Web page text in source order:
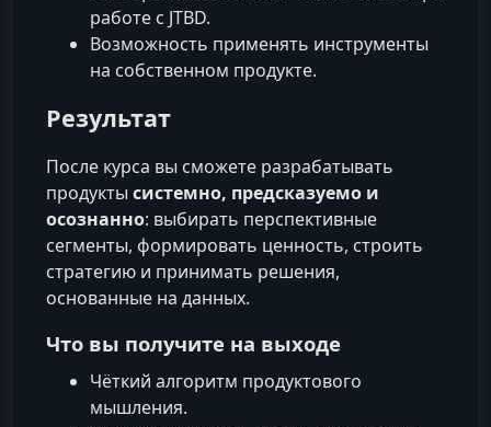
работе с JTBD.
Возможность применять инструменты
на собственном продукте.
Результат
После курса вы сможете разрабатывать
продукты системно, предсказуемо и
осознанно: выбирать перспективные
сегменты, формировать ценность, строить
стратегию и принимать решения,
основанные на данных.
Что вы получите на выходе
Чёткий алгоритм продуктового
мышления.